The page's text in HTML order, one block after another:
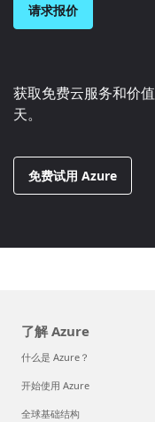
请求报价
获取免费云服务和价值
天。
免费试用 Azure
了解 Azure
什么是 Azure？
开始使用 Azure
全球基础结构